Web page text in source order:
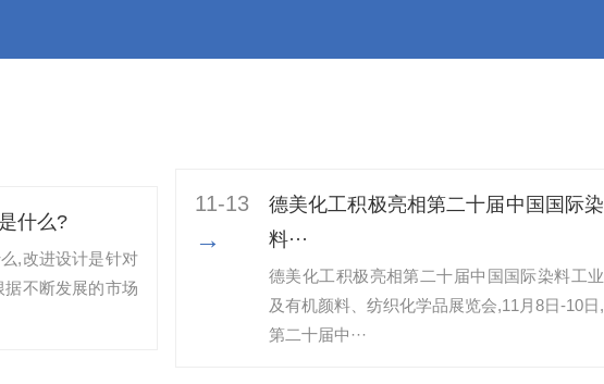
什么?
,改进设计是针对
不断发展的市场
11-13
→
德美化工积极亮相第二十届中国国际染
料···
德美化工积极亮相第二十届中国国际染料工业
及有机颜料、纺织化学品展览会,11月8日-10日,
第二十届中···